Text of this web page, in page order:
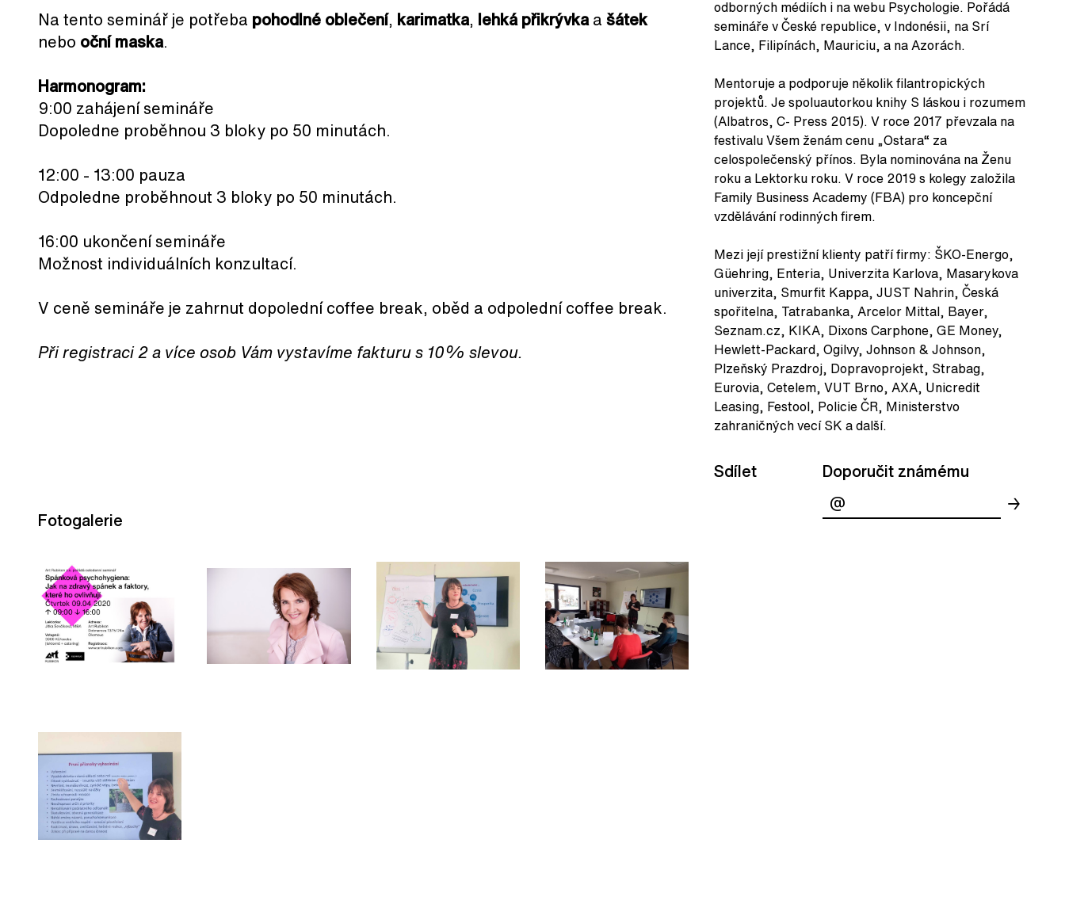
Na tento seminář je potřeba pohodlné oblečení, karimatka lehká přikrývka a šátek
nebo oční maska
Harmonogram:
9:00 zahájení semináře
Dopoledne proběhnou 3 bloky po 50 minutách.
12:00 - 13:00 pauza
Odpoledne proběhnout 3 bloky po 50 minutách.
16:00 ukončení semináře
Možnost individuálních konzultací.
V ceně semináře je zahrnut dopolední coffee break, oběd a odpolední coffee break.
Při registraci 2 a více osob Vám vystavíme fakturu s 10% slevou.
Fotogalerie
odborných médiích i na webu Psychologie. Pořádá
semináře v České republice, v Indonésii, na Srí
Lance, Filipínách, Mauriciu, a na Azorách.
Mentoruje a podporuje několik filantropických
projektů. Je spoluautorkou knihy S láskou i rozumem
(Albatros, C- Press 2015). V roce 2017 převzala na
festivalu Všem ženám cenu „Ostara“ za
celospolečenský přínos. Byla nominována na Ženu
roku a Lektorku roku. V roce 2019 s kolegy založila
Family Business Academy (FBA) pro koncepční
vzdělávání rodinných firem.
Mezi její prestižní klienty patří firmy: ŠKO-Energo,
Güehring, Enteria, Univerzita Karlova, Masarykova
univerzita, Smurfit Kappa, JUST Nahrin, Česká
spořitelna, Tatrabanka, Arcelor Mittal, Bayer,
Seznam.cz, KIKA, Dixons Carphone, GE Money,
Hewlett-Packard, Ogilvy, Johnson & Johnson,
Plzeňský Prazdroj, Dopravoprojekt, Strabag,
Eurovia, Cetelem, VUT Brno, AXA, Unicredit
Leasing, Festool, Policie ČR, Ministerstvo
zahraničných vecí SK a další.
Sdílet
Doporučit známému
→